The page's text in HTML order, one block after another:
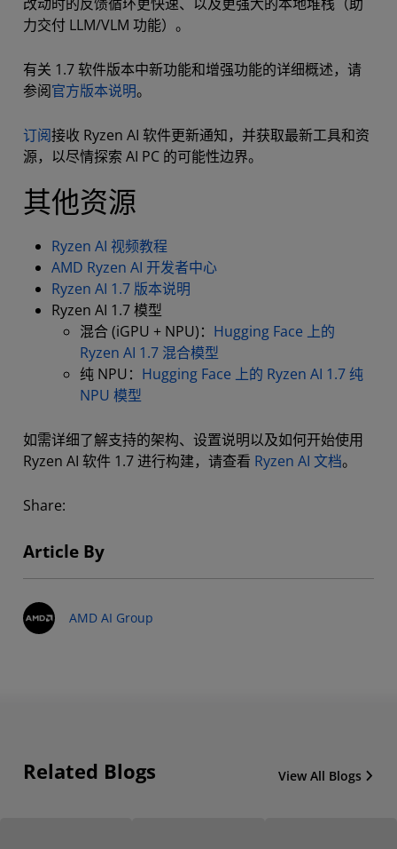
力交付 LLM/VLM 功能）。
有关 1.7 软件版本中新功能和增强功能的详细概述，请
参阅官方版本说明。
订阅接收 Ryzen AI 软件更新通知，并获取最新工具和资
源，以尽情探索 AI PC 的可能性边界。
其他资源
Ryzen AI 视频教程
AMD Ryzen AI 开发者中心
Ryzen AI 1.7 版本说明
Ryzen AI 1.7 模型
混合 (iGPU + NPU)： Hugging Face 上的
Ryzen AI 1.7 混合模型
纯 NPU： Hugging Face 上的 Ryzen AI 1.7 纯
NPU 模型
如需详细了解支持的架构、设置说明以及如何开始使用
Ryzen AI 软件 1.7 进行构建，请查看 Ryzen AI 文档。
Share:
Article By
AMD AI Group
Related Blogs View All Blogs